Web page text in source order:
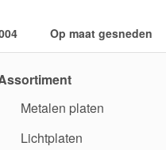
Op maat gesneden
Metalen platen
Lichtplaten